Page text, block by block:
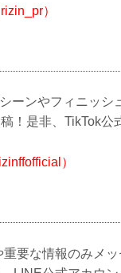
）
ーンやフィニッ
！是非、TikTok公
）
要な情報のみメ